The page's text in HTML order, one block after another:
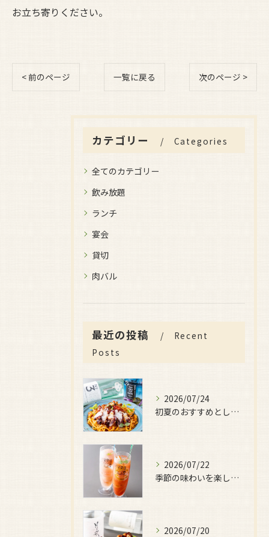
お立ち寄りください。
< 前のページ 一覧に戻る 次のページ >
カテゴリー Categories
全てのカテゴリー
飲み放題
ランチ
宴会
貸切
肉バル
最近の投稿
Recent
Posts
2026/07/24
初夏のおすすめとしてご用意しているのが、
2026/07/22
季節の味わいを楽しみたい日におすすめなのが、
2026/07/20